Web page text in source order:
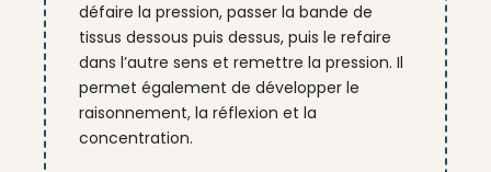
défaire la pression, passer la bande de
tissus dessous puis dessus, puis le refaire
dans l’autre sens et remettre la pression. Il
permet également de développer le
raisonnement, la réflexion et la
concentration.